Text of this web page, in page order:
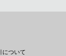
について